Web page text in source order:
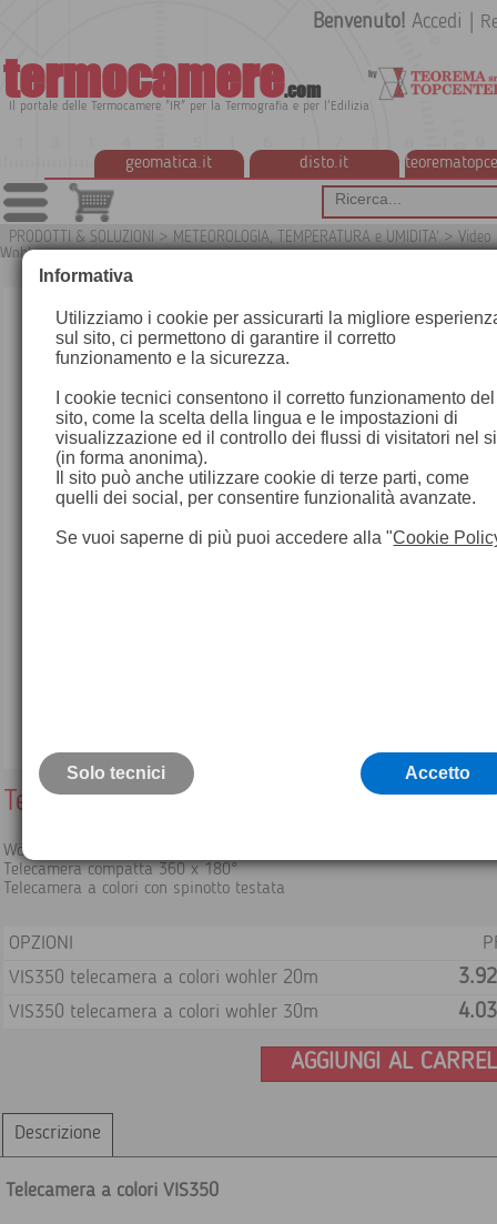
termocamere.com
Il portale delle Termocamere "IR" per la Termografia e per l'Edilizia
geomatica.it disto.it
Benvenuto! Accedi
PRODOTTI & SOLUZIONI > METEOROLOGIA, TEMPERATURA e UMIDITA' > Video
Wohler
Telecamera a colori VIS350 20/30m
Wöhler VIS 350
Telecamera compatta 360 x 180°
Telecamera a colori con spinotto testata
OPZIONI
VIS350 telecamera a colori wohler 20m
VIS350 telecamera a colori wohler 30m
AGGIUNGI AL
Descrizione
Telecamera a colori VIS350
Informativa
Utilizziamo i cookie per assicurarti la migliore
sul sito, ci permettono di garantire il corretto
funzionamento e la sicurezza.
I cookie tecnici consentono il corretto funzionamento del
sito, come la scelta della lingua e le impostazioni di
visualizzazione ed il controllo dei flussi di visitatori nel
(in forma anonima).
Il sito può anche utilizzare cookie di terze parti, come
quelli dei social, per consentire funzionalità avanzate.
Se vuoi saperne di più puoi accedere alla "Cookie
Solo tecnici Accetto